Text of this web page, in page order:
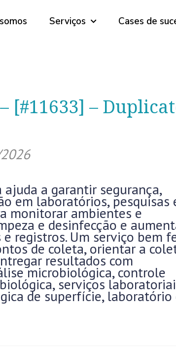
Serviços Cases de
[#11633] –
a garantir segurança,
em laboratórios, pesquisas
monitorar ambientes e
e desinfecção e
registros. Um serviço bem
de coleta, orientar a
resultados com
microbiológica, controle
serviços
de superfície, laboratório